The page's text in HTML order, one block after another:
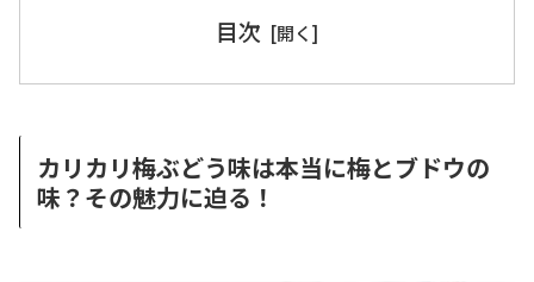
目次
カリカリ梅ぶどう味は本当に梅とブドウの
味？その魅力に迫る！